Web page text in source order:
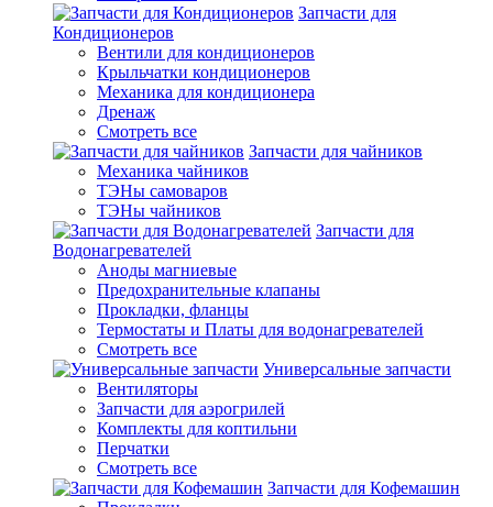
Запчасти для
Кондиционеров
Вентили для кондиционеров
Крыльчатки кондиционеров
Механика для кондиционера
Дренаж
Смотреть все
Запчасти для чайников
Механика чайников
ТЭНы самоваров
ТЭНы чайников
Запчасти для
Водонагревателей
Аноды магниевые
Предохранительные клапаны
Прокладки, фланцы
Термостаты и Платы для водонагревателей
Смотреть все
Универсальные запчасти
Вентиляторы
Запчасти для аэрогрилей
Комплекты для коптильни
Перчатки
Смотреть все
Запчасти для Кофемашин